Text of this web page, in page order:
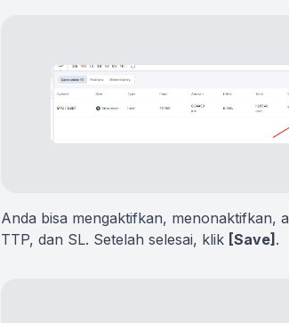
Anda bisa mengaktifkan, menonaktifkan,
TTP, dan SL. Setelah selesai, klik [Save] .